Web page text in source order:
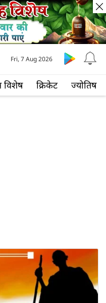
विशेष क्रिकेट ज्योतिष
Fri, 7 Aug 2026